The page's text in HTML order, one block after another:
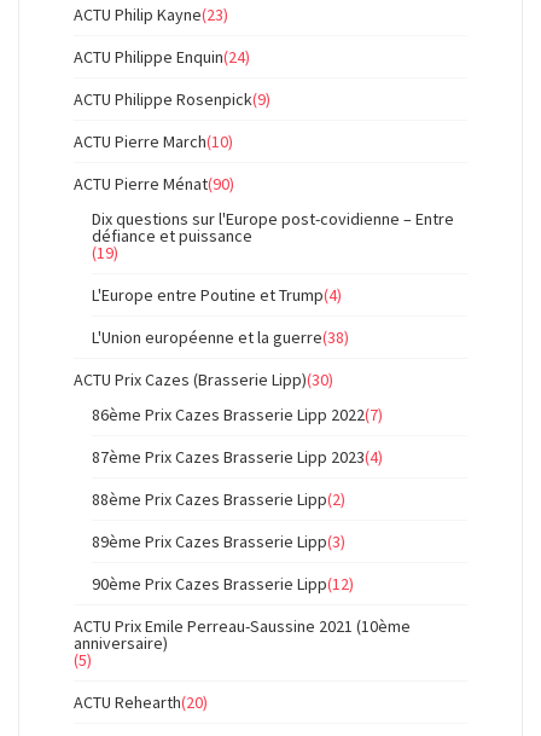
ACTU Philip Kayne(23)
ACTU Philippe Enquin(24)
ACTU Philippe Rosenpick(9)
ACTU Pierre March(10)
ACTU Pierre Ménat(90)
Dix questions sur l'Europe post-covidienne – Entre
défiance et puissance
(19)
L'Europe entre Poutine et Trump(4)
L'Union européenne et la guerre(38)
ACTU Prix Cazes (Brasserie Lipp)(30)
86ème Prix Cazes Brasserie Lipp 2022(7)
87ème Prix Cazes Brasserie Lipp 2023(4)
88ème Prix Cazes Brasserie Lipp(2)
89ème Prix Cazes Brasserie Lipp(3)
90ème Prix Cazes Brasserie Lipp(12)
ACTU Prix Emile Perreau-Saussine 2021 (10ème
anniversaire)
(5)
ACTU Rehearth(20)